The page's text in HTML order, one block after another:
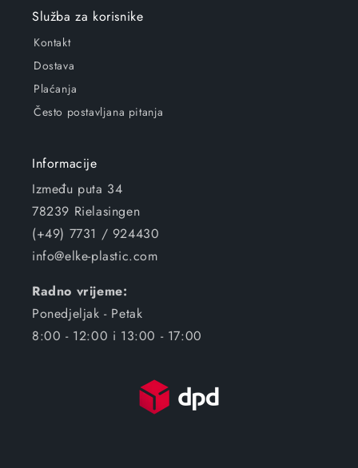
Služba za korisnike
Kontakt
Dostava
Plaćanja
Često postavljana pitanja
Informacije
Između puta 34
78239 Rielasingen
(+49) 7731 / 924430
info@elke-plastic.com
Radno vrijeme:
Ponedjeljak - Petak
8:00 - 12:00 i 13:00 - 17:00